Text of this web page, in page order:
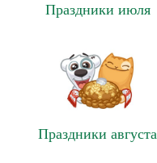
Праздники июля
Праздники августа